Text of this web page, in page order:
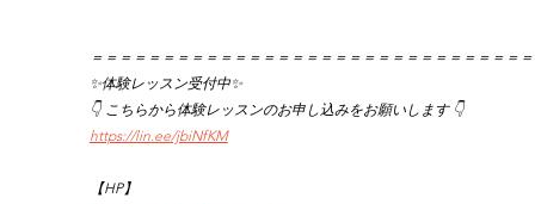
＝＝＝＝＝＝＝＝＝＝＝＝＝＝＝＝＝＝＝＝＝＝＝＝＝＝＝＝＝＝
✨体験レッスン受付中✨
👇 こちらから体験レッスンのお申し込みをお願いします 👇
https://lin.ee/jbiNfKM
【HP】